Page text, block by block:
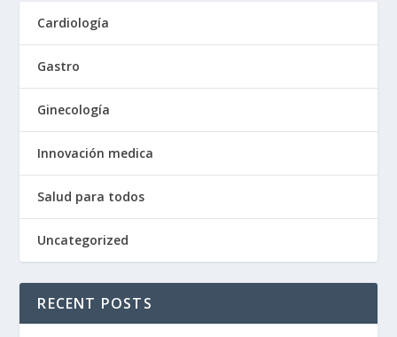
Cardiología
Gastro
Ginecología
Innovación medica
Salud para todos
Uncategorized
RECENT POSTS